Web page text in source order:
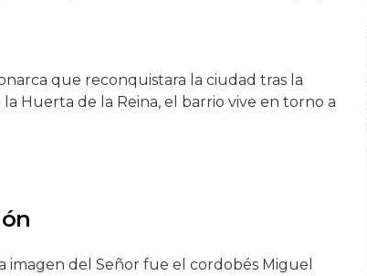
que reconquistara la ciudad tras la
Huerta de la Reina, el barrio vive en torno a
imagen del Señor fue el cordobés Miguel